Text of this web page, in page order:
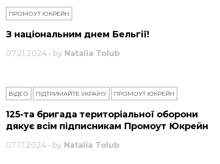
ПРОМОУТ ЮКРЕЙН
З національним днем ​​Бельгії!
07.21.2024 • by Natalia Tolub
ВІДЕО ПІДТРИМАЙТЕ УКРАЇНУ ПРОМОУТ ЮКРЕЙН
125-та бригада територіальної оборони
дякує всім підписникам Промоут Юкрейн
07.17.2024 • by Natalia Tolub